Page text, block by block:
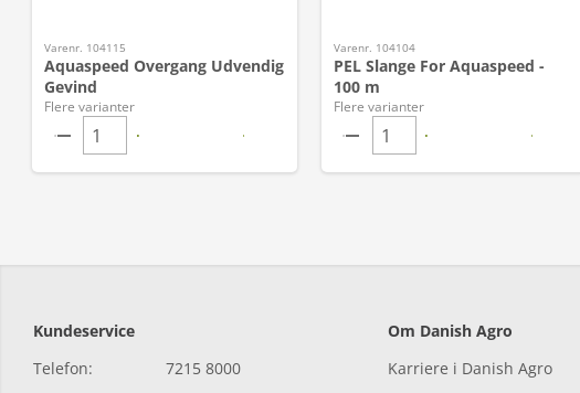
Varenr. 104115
Aquaspeed Overgang Udvendig
Gevind
Flere varianter
Varenr. 104104
PEL Slange For Aquaspeed -
100 m
Flere varianter
Kundeservice
Telefon:
7215 8000
Om Danish Agro
Karriere i Danish Agro